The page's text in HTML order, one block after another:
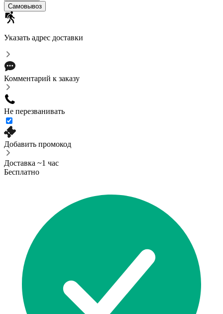
Самовывоз
Указать адрес доставки
Комментарий к заказу
Не перезванивать
Добавить промокод
Доставка ~1 час
Бесплатно